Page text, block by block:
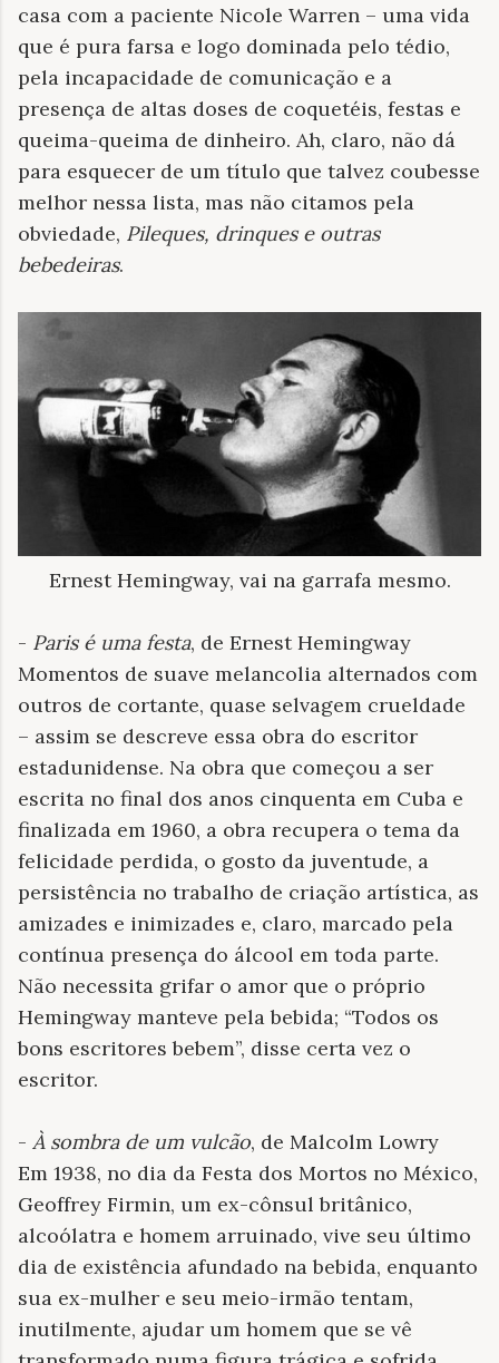
casa com a paciente Nicole Warren – uma vida
que é pura farsa e logo dominada pelo tédio,
pela incapacidade de comunicação e a
presença de altas doses de coquetéis, festas e
queima-queima de dinheiro. Ah, claro, não dá
para esquecer de um título que talvez coubesse
melhor nessa lista, mas não citamos pela
obviedade, Pileques, drinques e outras
bebedeiras.
Ernest Hemingway, vai na garrafa mesmo.
- Paris é uma festa, de Ernest Hemingway
Momentos de suave melancolia alternados com
outros de cortante, quase selvagem crueldade
– assim se descreve essa obra do escritor
estadunidense. Na obra que começou a ser
escrita no final dos anos cinquenta em Cuba e
finalizada em 1960, a obra recupera o tema da
felicidade perdida, o gosto da juventude, a
persistência no trabalho de criação artística, as
amizades e inimizades e, claro, marcado pela
contínua presença do álcool em toda parte.
Não necessita grifar o amor que o próprio
Hemingway manteve pela bebida; “Todos os
bons escritores bebem”, disse certa vez o
escritor.
- À sombra de um vulcão, de Malcolm Lowry
Em 1938, no dia da Festa dos Mortos no México,
Geoffrey Firmin, um ex-cônsul britânico,
alcoólatra e homem arruinado, vive seu último
dia de existência afundado na bebida, enquanto
sua ex-mulher e seu meio-irmão tentam,
inutilmente, ajudar um homem que se vê